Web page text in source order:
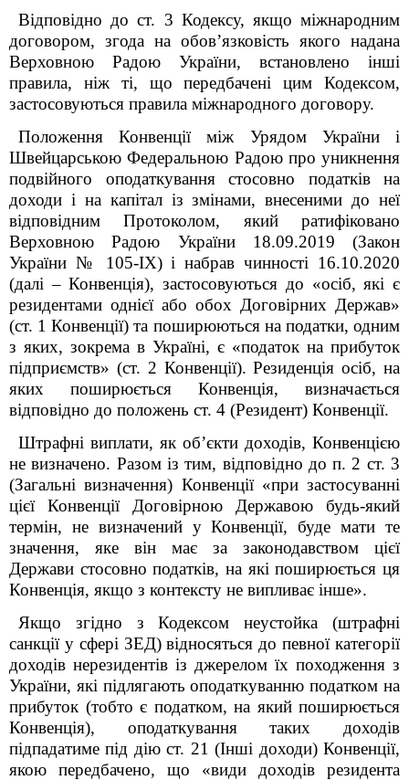
Відповідно до ст. 3 Кодексу, якщо міжнародним
договором, згода на обов’язковість якого надана
Верховною Радою України, встановлено інші
правила, ніж ті, що передбачені цим Кодексом,
застосовуються правила міжнародного договору.
Положення Конвенції між Урядом України і
Швейцарською Федеральною Радою про уникнення
подвійного оподаткування стосовно податків на
доходи і на капітал із змінами, внесеними до неї
відповідним Протоколом, який ратифіковано
Верховною Радою України 18.09.2019 (Закон
України № 105-IX) і набрав чинності 16.10.2020
(далі – Конвенція), застосовуються до «осіб, які є
резидентами однієї або обох Договірних Держав»
(ст. 1 Конвенції) та поширюються на податки, одним
з яких, зокрема в Україні, є «податок на прибуток
підприємств» (ст. 2 Конвенції). Резиденція осіб, на
яких поширюється Конвенція, визначається
відповідно до положень ст. 4 (Резидент) Конвенції.
Штрафні виплати, як об’єкти доходів, Конвенцією
не визначено. Разом із тим, відповідно до п. 2 ст. 3
(Загальні визначення) Конвенції «при застосуванні
цієї Конвенції Договірною Державою будь-який
термін, не визначений у Конвенції, буде мати те
значення, яке він має за законодавством цієї
Держави стосовно податків, на які поширюється ця
Конвенція, якщо з контексту не випливає інше».
Якщо згідно з Кодексом неустойка (штрафні
санкції у сфері ЗЕД) відносяться до певної категорії
доходів нерезидентів із джерелом їх походження з
України, які підлягають оподаткуванню податком на
прибуток (тобто є податком, на який поширюється
Конвенція), оподаткування таких доходів
підпадатиме під дію ст. 21 (Інші доходи) Конвенції,
якою передбачено, що «види доходів резидента